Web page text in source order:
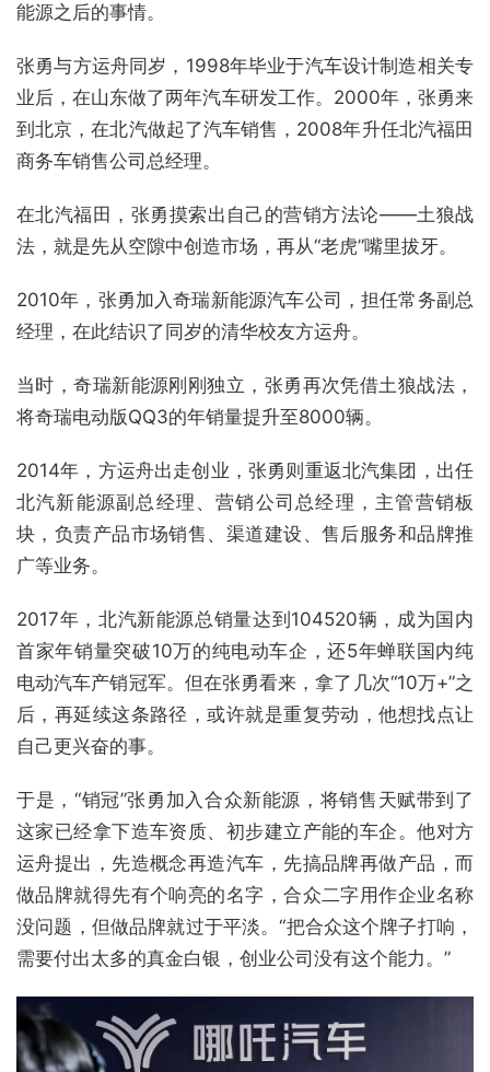
能源之后的事情。
张勇与方运舟同岁，1998年毕业于汽车设计制造相关专
业后，在山东做了两年汽车研发工作。2000年，张勇来
到北京，在北汽做起了汽车销售，2008年升任北汽福田
商务车销售公司总经理。
在北汽福田，张勇摸索出自己的营销方法论——土狼战
法，就是先从空隙中创造市场，再从“老虎”嘴里拔牙。
2010年，张勇加入奇瑞新能源汽车公司，担任常务副总
经理，在此结识了同岁的清华校友方运舟。
当时，奇瑞新能源刚刚独立，张勇再次凭借土狼战法，
将奇瑞电动版QQ3的年销量提升至8000辆。
2014年，方运舟出走创业，张勇则重返北汽集团，出任
北汽新能源副总经理、营销公司总经理，主管营销板
块，负责产品市场销售、渠道建设、售后服务和品牌推
广等业务。
2017年，北汽新能源总销量达到104520辆，成为国内
首家年销量突破10万的纯电动车企，还5年蝉联国内纯
电动汽车产销冠军。但在张勇看来，拿了几次“10万+”之
后，再延续这条路径，或许就是重复劳动，他想找点让
自己更兴奋的事。
于是，“销冠”张勇加入合众新能源，将销售天赋带到了
这家已经拿下造车资质、初步建立产能的车企。他对方
运舟提出，先造概念再造汽车，先搞品牌再做产品，而
做品牌就得先有个响亮的名字，合众二字用作企业名称
没问题，但做品牌就过于平淡。“把合众这个牌子打响，
需要付出太多的真金白银，创业公司没有这个能力。”